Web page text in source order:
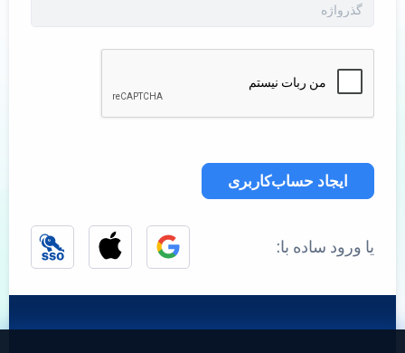
ایجاد حساب‌کاربری
یا ورود ساده با: